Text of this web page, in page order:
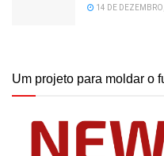
14 DE
Um projeto para moldar o